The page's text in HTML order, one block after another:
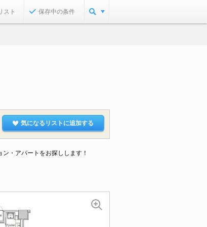
スト 保存中の条件
気になるリストに追加する
・アパートをお探しします！